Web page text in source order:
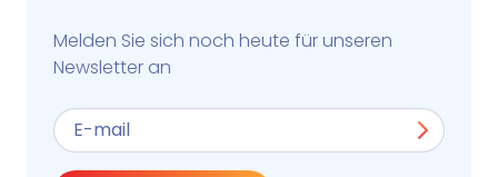
Melden Sie sich noch heute für unseren
Newsletter an